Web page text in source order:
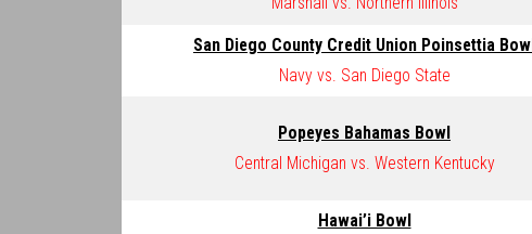
San Diego County Credit Union Poinsettia Bowl
Navy vs. San Diego State
Popeyes Bahamas Bowl
Central Michigan vs. Western Kentucky
Hawai’i Bowl